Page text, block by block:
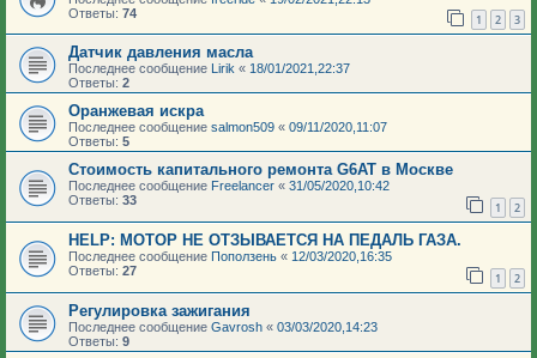
Ответы: 74 1 2 3
Датчик давления масла
Последнее сообщение Lirik « 18/01/2021,22:37
Ответы: 2
Оранжевая искра
Последнее сообщение salmon509 « 09/11/2020,11:07
Ответы: 5
Стоимость капитального ремонта G6AT в Москве
Последнее сообщение Freelancer « 31/05/2020,10:42
Ответы: 33 1 2
HELP: МОТОР НЕ ОТЗЫВАЕТСЯ НА ПЕДАЛЬ ГАЗА.
Последнее сообщение Поползень « 12/03/2020,16:35
Ответы: 27 1 2
Регулировка зажигания
Последнее сообщение Gavrosh « 03/03/2020,14:23
Ответы: 9